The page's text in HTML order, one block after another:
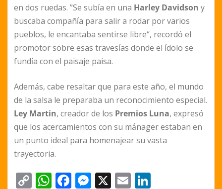
en dos ruedas. ”Se subía en una Harley Davidson y
buscaba compañía para salir a rodar por varios
pueblos, le encantaba sentirse libre“, recordó el
promotor sobre esas travesías donde el ídolo se
fundía con el paisaje paisa.
Además, cabe resaltar que para este año, el mundo
de la salsa le preparaba un reconocimiento especial.
Ley Martin, creador de los Premios Luna, expresó
que los acercamientos con su mánager estaban en
un punto ideal para homenajear su vasta
trayectoria.
C W F M X E